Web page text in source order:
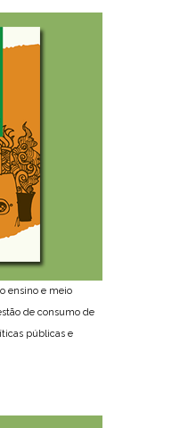
ensino e meio
de consumo de
públicas e